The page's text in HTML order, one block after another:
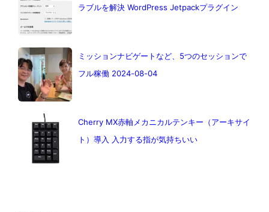
ラブルを解決 WordPress Jetpackプラグイン
ミッションナビゲートなど、5つのセッションで
フル稼働 2024-08-04
Cherry MX赤軸メカニカルテンキー（アーキサイ
ト）導入 入力する指が気持ちいい